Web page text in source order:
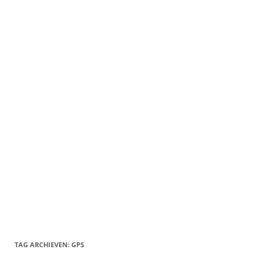
TAG ARCHIEVEN: GPS